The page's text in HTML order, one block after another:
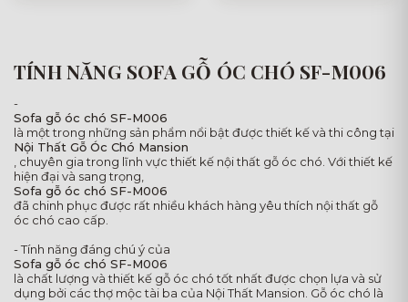
TÍNH NĂNG SOFA GỖ ÓC CHÓ SF-M006
-
Sofa gỗ óc chó SF-M006
là một trong những sản phẩm nổi bật được thiết kế và thi công tại
Nội Thất Gỗ Óc Chó Mansion
, chuyên gia trong lĩnh vực thiết kế nội thất gỗ óc chó. Với thiết kế
hiện đại và sang trọng,
Sofa gỗ óc chó SF-M006
đã chinh phục được rất nhiều khách hàng yêu thích nội thất gỗ
óc chó cao cấp.
- Tính năng đáng chú ý của
Sofa gỗ óc chó SF-M006
là chất lượng và thiết kế gỗ óc chó tốt nhất được chọn lựa và sử
dụng bởi các thợ mộc tài ba của Nội Thất Mansion. Gỗ óc chó là